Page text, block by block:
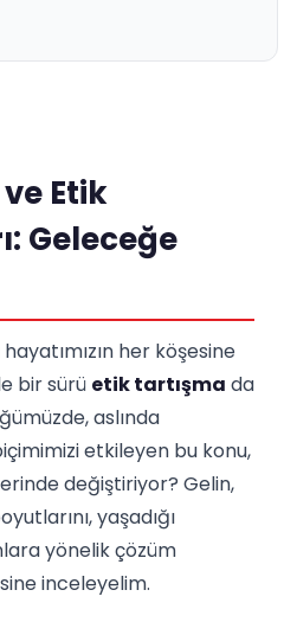
Etik
Geleceğe
her köşesine
bir sürü etik tartışma da
aslında
etkileyen bu konu,
değiştiriyor? Gelin,
yaşadığı
yönelik çözüm
inceleyelim.